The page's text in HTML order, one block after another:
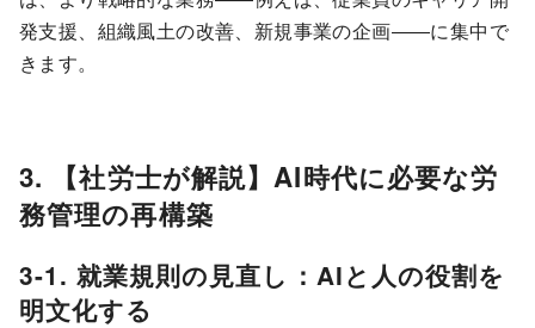
発支援、組織風土の改善、新規事業の企画――に集中で
きます。
3. 【社労士が解説】AI時代に必要な労
務管理の再構築
3-1. 就業規則の見直し：AIと人の役割を
明文化する